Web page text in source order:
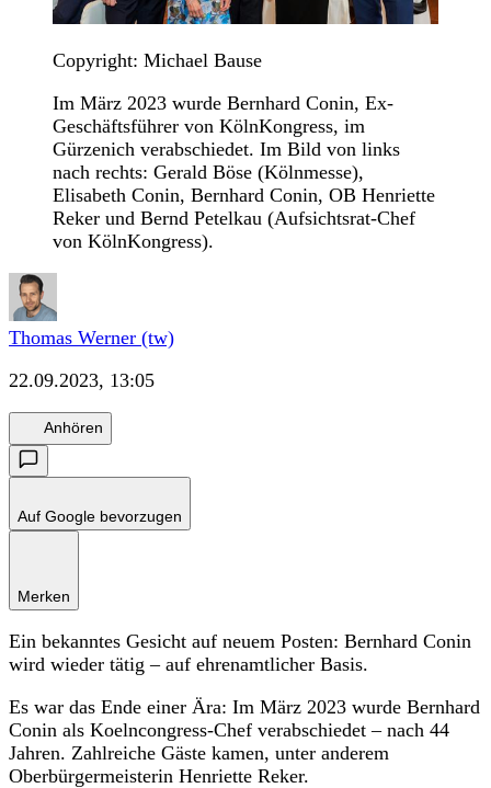
Copyright: Michael Bause
Im März 2023 wurde Bernhard Conin, Ex-
Geschäftsführer von KölnKongress, im
Gürzenich verabschiedet. Im Bild von links
nach rechts: Gerald Böse (Kölnmesse),
Elisabeth Conin, Bernhard Conin, OB Henriette
Reker und Bernd Petelkau (Aufsichtsrat-Chef
von KölnKongress).
Thomas Werner (tw)
22.09.2023, 13:05
Anhören
Auf Google bevorzugen
Merken
Ein bekanntes Gesicht auf neuem Posten: Bernhard Conin
wird wieder tätig – auf ehrenamtlicher Basis.
Es war das Ende einer Ära: Im März 2023 wurde Bernhard
Conin als Koelncongress-Chef verabschiedet – nach 44
Jahren. Zahlreiche Gäste kamen, unter anderem
Oberbürgermeisterin Henriette Reker.